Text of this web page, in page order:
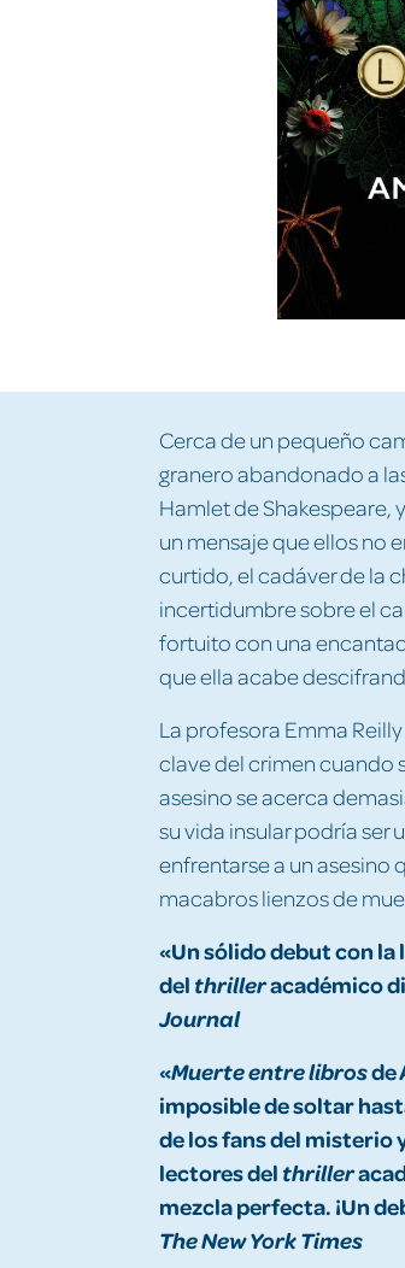
Cerca de un pequeño
granero abandonado a
Hamlet de Shakespeare,
un mensaje que ellos no
curtido, el cadáver de la
incertidumbre sobre el
fortuito con una
que ella acabe
La profesora Emma
clave del crimen cuando
asesino se acerca
su vida insular podría ser
enfrentarse a un asesino
macabros lienzos de
«Un sólido debut con
del thrilleracadémico
Journal
«Muerte entre librosde
imposible de soltar
de los fans del misterio
lectores del thriller
mezcla perfecta. ¡Un
The New York Times